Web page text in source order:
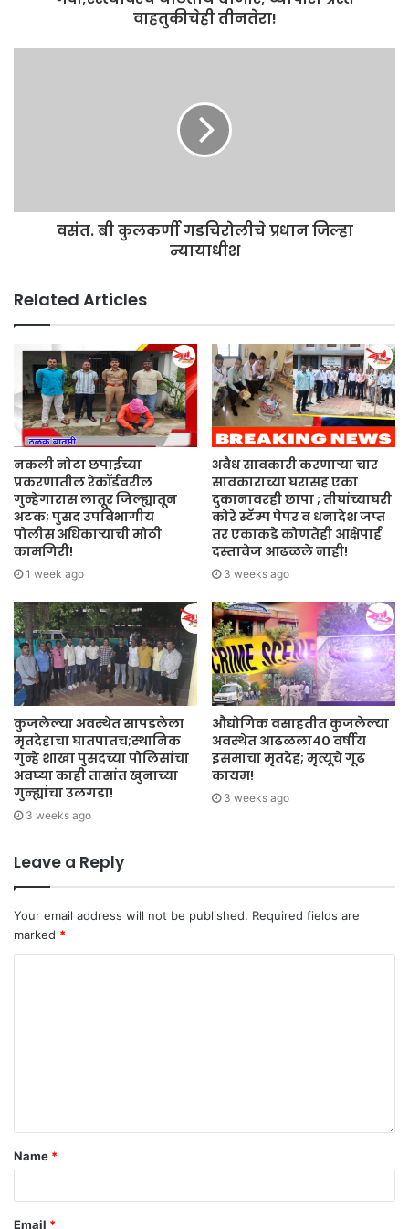
वाहतुकीचेही तीनतेरा!
वसंत. बी कुलकर्णी गडचिरोलीचे प्रधान जिल्हा
न्यायाधीश
Related Articles
नकली नोटा छपाईच्या
प्रकरणातील रेकॉर्डवरील
गुन्हेगारास लातूर जिल्ह्यातून
अटक; पुसद उपविभागीय
पोलीस अधिकाऱ्याची मोठी
कामगिरी!
1 week ago
अवैध सावकारी करणाऱ्या चार
सावकाराच्या घरासह एका
दुकानावरही छापा ; तीघांच्याघरी
कोरे स्टॅम्प पेपर व धनादेश जप्त
तर एकाकडे कोणतेही आक्षेपार्ह
दस्तावेज आढळले नाही!
3 weeks ago
कुजलेल्या अवस्थेत सापडलेला
मृतदेहाचा घातपातच;स्थानिक
गुन्हे शाखा पुसदच्या पोलिसांचा
अवघ्या काही तासांत खुनाच्या
गुन्ह्यांचा उलगडा!
3 weeks ago
औद्योगिक वसाहतीत कुजलेल्या
अवस्थेत आढळला४० वर्षीय
इसमाचा मृतदेह; मृत्यूचे गूढ
कायम!
3 weeks ago
Leave a Reply
Your email address will not be published. Required fields are
marked *
Name *
Email *